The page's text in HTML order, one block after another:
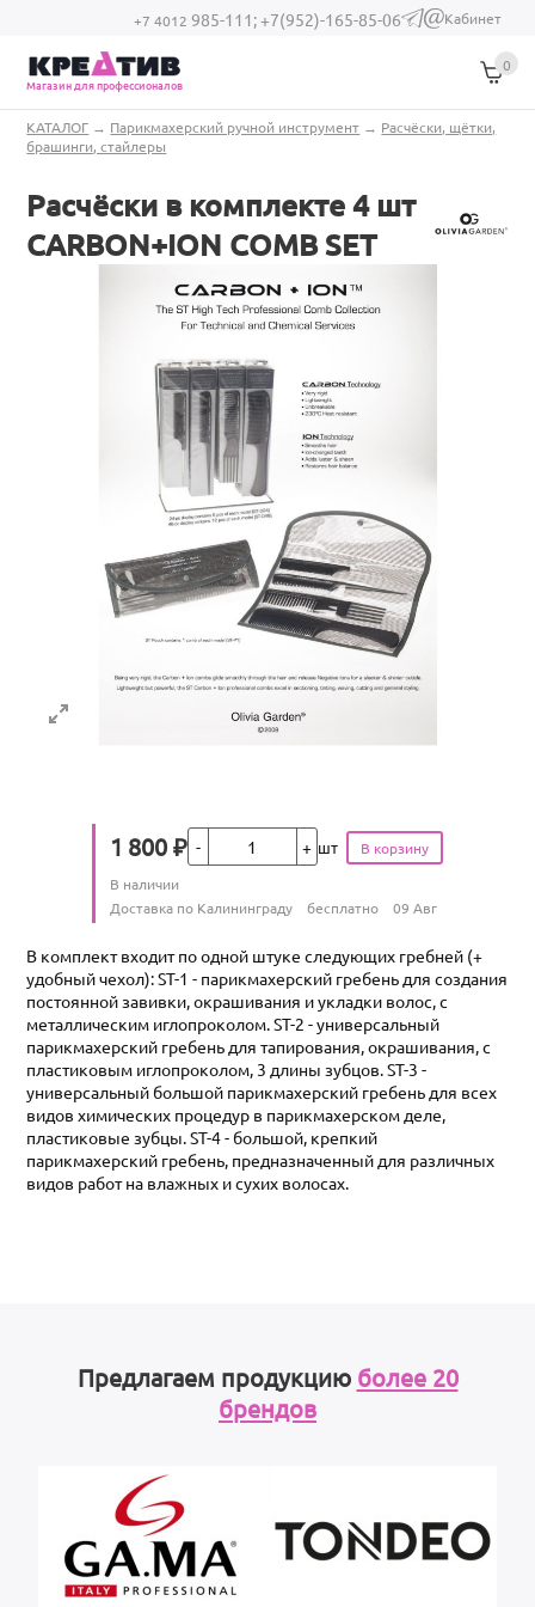
Перейти к основному содержанию
+7 4012 985-111;+7(952)-165-85-06
(link sends e-
Кабинет
Магазин для профессионалов
0
Вы здесь
КАТАЛОГ → Парикмахерский ручной инструмент → Расчёски, щётки,
брашинги, стайлеры
Расчёски в комплекте 4 шт
CARBON+ION COMB SEТ
Цена
1 800 ₽Кол-во шт
Количество
В наличии
Условия доставки
Доставка по Калининграду бесплатно 09 Авг
В комплект входит по одной штуке следующих гребней (+
удобный чехол): ST-1 - парикмахерский гребень для создания
постоянной завивки, окрашивания и укладки волос, с
металлическим иглопроколом. ST-2 - универсальный
парикмахерский гребень для тапирования, окрашивания, с
пластиковым иглопроколом, 3 длины зубцов. ST-3 -
универсальный большой парикмахерский гребень для всех
видов химических процедур в парикмахерском деле,
пластиковые зубцы. ST-4 - большой, крепкий
парикмахерский гребень, предназначенный для различных
видов работ на влажных и сухих волосах.
Предлагаем продукцию более 20
брендов